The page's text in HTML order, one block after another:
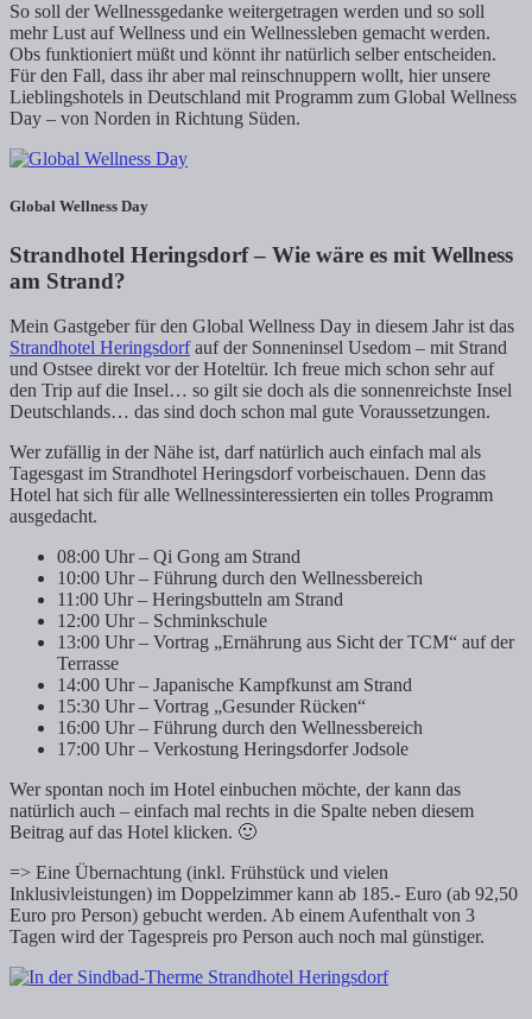
So soll der Wellnessgedanke weitergetragen werden und so soll
mehr Lust auf Wellness und ein Wellnessleben gemacht werden.
Obs funktioniert müßt und könnt ihr natürlich selber entscheiden.
Für den Fall, dass ihr aber mal reinschnuppern wollt, hier unsere
Lieblingshotels in Deutschland mit Programm zum Global Wellness
Day – von Norden in Richtung Süden.
Global Wellness Day
Strandhotel Heringsdorf – Wie wäre es mit Wellness
am Strand?
Mein Gastgeber für den Global Wellness Day in diesem Jahr ist das
Strandhotel Heringsdorfauf der Sonneninsel Usedom – mit Strand
und Ostsee direkt vor der Hoteltür. Ich freue mich schon sehr auf
den Trip auf die Insel… so gilt sie doch als die sonnenreichste Insel
Deutschlands… das sind doch schon mal gute Voraussetzungen.
Wer zufällig in der Nähe ist, darf natürlich auch einfach mal als
Tagesgast im Strandhotel Heringsdorf vorbeischauen. Denn das
Hotel hat sich für alle Wellnessinteressierten ein tolles Programm
ausgedacht.
08:00 Uhr – Qi Gong am Strand
10:00 Uhr – Führung durch den Wellnessbereich
11:00 Uhr – Heringsbutteln am Strand
12:00 Uhr – Schminkschule
13:00 Uhr – Vortrag „Ernährung aus Sicht der TCM“ auf der
Terrasse
14:00 Uhr – Japanische Kampfkunst am Strand
15:30 Uhr – Vortrag „Gesunder Rücken“
16:00 Uhr – Führung durch den Wellnessbereich
17:00 Uhr – Verkostung Heringsdorfer Jodsole
Wer spontan noch im Hotel einbuchen möchte, der kann das
natürlich auch – einfach mal rechts in die Spalte neben diesem
Beitrag auf das Hotel klicken. 🙂
=> Eine Übernachtung (inkl. Frühstück und vielen
Inklusivleistungen) im Doppelzimmer kann ab 185.- Euro (ab 92,50
Euro pro Person) gebucht werden. Ab einem Aufenthalt von 3
Tagen wird der Tagespreis pro Person auch noch mal günstiger.